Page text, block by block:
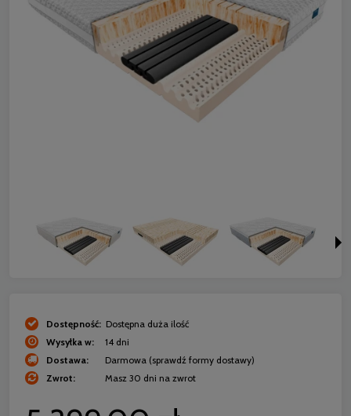
Dostępność: Dostępna duża ilość
Wysyłka w:
14 dni
Dostawa:
Darmowa (sprawdź formy dostawy)
Zwrot:
Masz 30 dni na zwrot